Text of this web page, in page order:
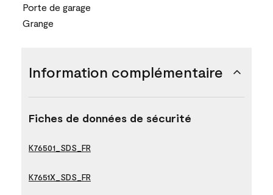
Porte de garage
Grange
Information complémentaire
Fiches de données de sécurité
K76501_SDS_FR
K7651X_SDS_FR